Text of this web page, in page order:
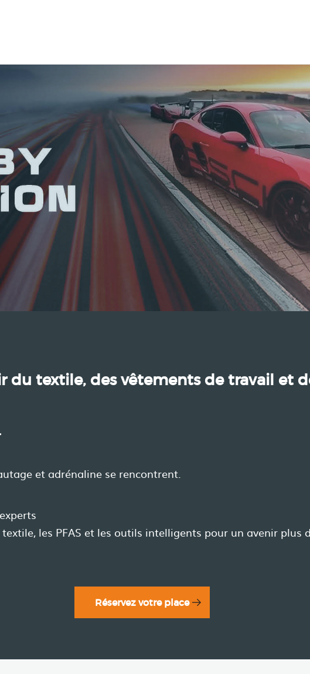
du textile, des vêtements de travail et
et adrénaline se rencontrent.
les PFAS et les outils intelligents pour un avenir plus
Réservez votre place